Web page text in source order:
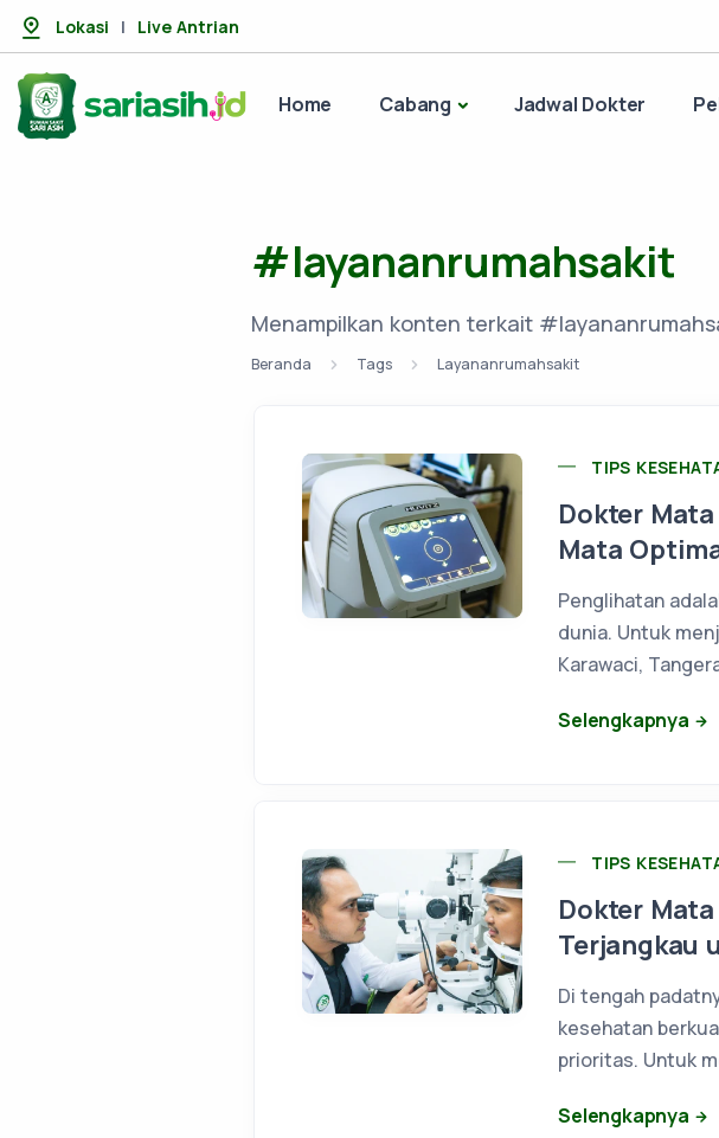
Lokasi | Live Antrian
Home Cabang Jadwal Dokter
#layananrumahsakit
Menampilkan konten terkait
Beranda Tags Layananrumahsakit
TIPS
Dokter
Mata
Penglihatan
dunia. Untuk
Karawaci,
Selengkapnya
TIPS
Dokter
Terjangkau
Di tengah
kesehatan
prioritas. Untuk
Selengkapnya